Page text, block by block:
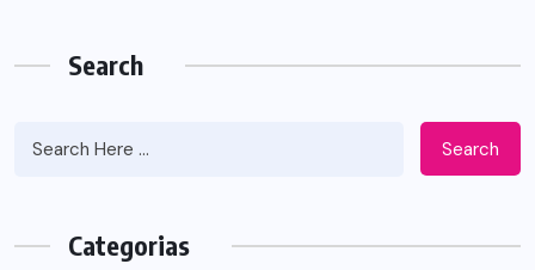
Search
Search
Categorias